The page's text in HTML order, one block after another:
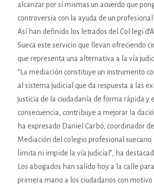
alcanzar por sí mismas un acuerdo que
controversia con la ayuda de un
Así han definido los letrados del Col·legi
Sueca este servicio que llevan ofreciendo
que representa una alternativa a la vía
“La mediación constituye un instrumento
al sistema judicial que da respuesta a las
justicia de la ciudadanía de forma rápida y
consecuencia, contribuye a mejorar la
ha expresado Daniel Carbó, coordinador
Mediación del colegio profesional suecano.
limita ni impide la vía judicial”, ha
Los abogados han salido hoy a la calle
primera mano a los ciudadanos con